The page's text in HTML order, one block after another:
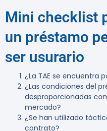
Mini checklist
un préstamo
ser usurario
¿La TAE se encuentra
¿Las condiciones del
desproporcionadas
mercado?
¿Se han utilizado
contrato?